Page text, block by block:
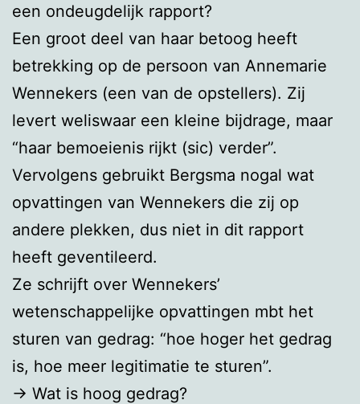
een ondeugdelijk rapport?
Een groot deel van haar betoog heeft
betrekking op de persoon van Annemarie
Wennekers (een van de opstellers). Zij
levert weliswaar een kleine bijdrage, maar
“haar bemoeienis rijkt (sic) verder”.
Vervolgens gebruikt Bergsma nogal wat
opvattingen van Wennekers die zij op
andere plekken, dus niet in dit rapport
heeft geventileerd.
Ze schrijft over Wennekers’
wetenschappelijke opvattingen mbt het
sturen van gedrag: “hoe hoger het gedrag
is, hoe meer legitimatie te sturen”.
→ Wat is hoog gedrag?